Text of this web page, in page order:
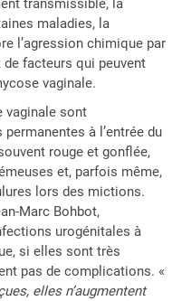
transmissible, la
maladies, la
l’agression chimique par
facteurs qui peuvent
vaginale.
vaginale sont
à l’entrée du
rouge et gonflée,
et, parfois même,
lors des mictions.
Marc Bohbot,
urogénitales à
si elles sont très
pas de complications. «
elles n’augmentent